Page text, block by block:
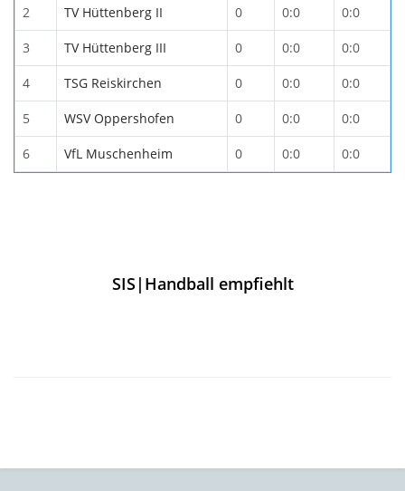
2 TV Hüttenberg II 0 0:0 0:0
3 TV Hüttenberg III 0 0:0 0:0
4 TSG Reiskirchen 0 0:0 0:0
5 WSV Oppershofen 0 0:0 0:0
6 VfL Muschenheim 0 0:0 0:0
SIS|Handball empfiehlt